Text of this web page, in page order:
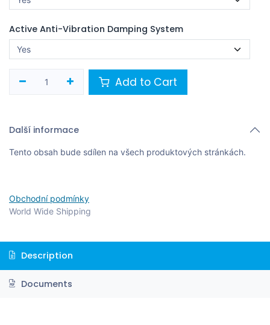
Active Anti-Vibration Damping System
Add to Cart
Další informace
Tento obsah bude sdílen na všech produktových stránkách.
Obchodní podmínky
World Wide Shipping
Description
Documents